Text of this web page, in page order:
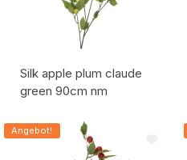
Silk apple plum claude
green 90cm nm
Artikelcode:
Angebot!